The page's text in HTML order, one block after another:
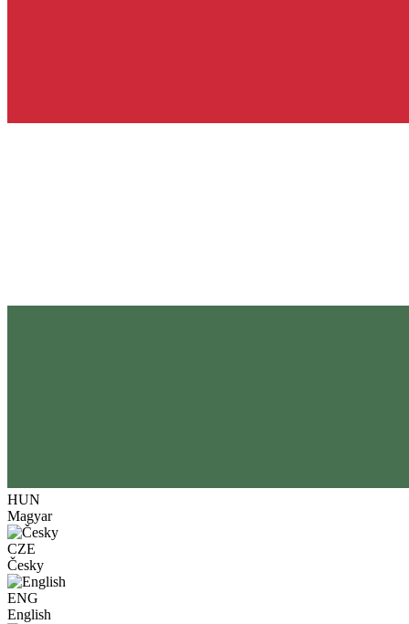
HUN
Magyar
CZE
Česky
ENG
English